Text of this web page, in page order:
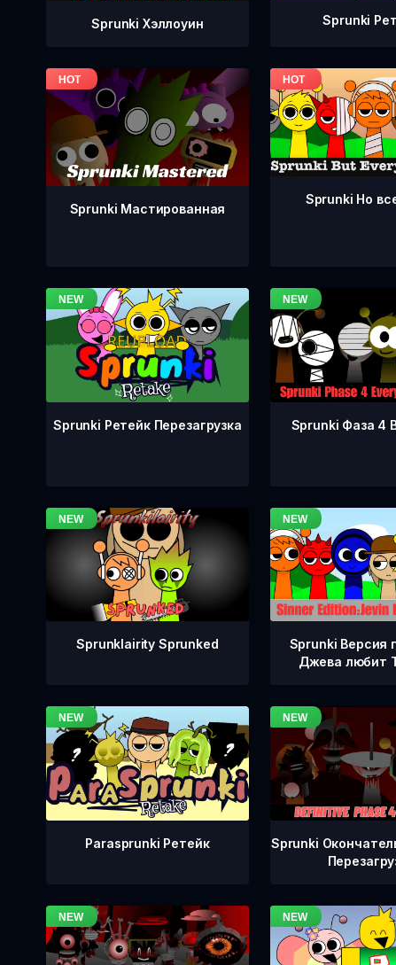
Sprunki Хэллоуин Sprunki
Sprunki Мастированная
Sprunki Но
Sprunki Ретейк Перезагрузка Sprunki Фаза 4
Sprunklairity Sprunked
Sprunki Версия
Джева любит
Parasprunki Ретейк
Sprunki